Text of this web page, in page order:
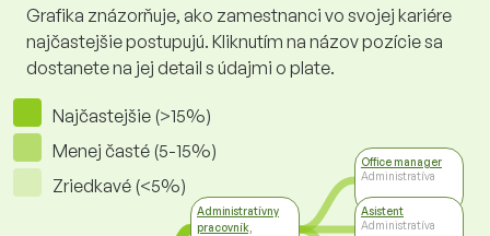
Grafika znázorňuje, ako zamestnanci vo svojej kariére
najčastejšie postupujú. Kliknutím na názov pozície sa
dostanete na jej detail s údajmi o plate.
Najčastejšie (>15%)
Menej časté (5-15%)
Zriedkavé (<5%)
Administratívny
pracovník,
Office manager
Administratíva
Asistent
Administratíva